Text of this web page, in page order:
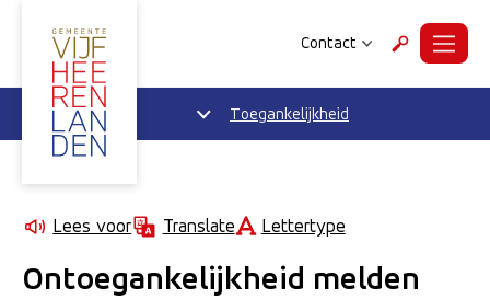
Contact ZoekenMenu
Toegankelijkheid
Lees voor Translate Lettertype
Ontoegankelijkheid melden